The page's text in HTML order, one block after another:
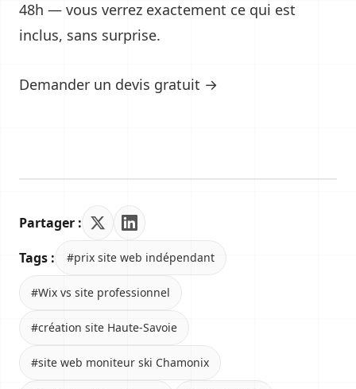
48h — vous verrez exactement ce qui est
inclus, sans surprise.
Demander un devis gratuit →
Partager :
Tags :
#prix site web indépendant
#Wix vs site professionnel
#création site Haute-Savoie
#site web moniteur ski Chamonix